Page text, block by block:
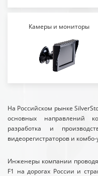
Камеры и мониторы
На Российском рынке
основных направлений
разработка и
видеорегистраторов и комбо-
Инженеры компании
F1 на дорогах России и